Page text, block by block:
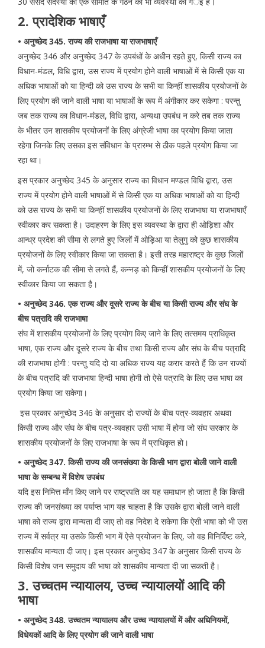
2. प्रादेशिक भाषाएँ
• अनुच्छेद 345. राज्य की राजभाषा या राजभाषाएँ
अनुच्छेद 346 और अनुच्छेद 347 के उपबंधों के अधीन रहते हुए, किसी राज्य का
विधान-मंडल, विधि द्वारा, उस राज्य में प्रयोग होने वाली भाषाओं में से किसी एक या
अधिक भाषाओं को या हिन्दी को उस राज्य के सभी या किन्हीं शासकीय प्रयोजनों के
लिए प्रयोग की जाने वाली भाषा या भाषाओं के रूप में अंगीकार कर सकेगा : परन्तु
जब तक राज्य का विधान-मंडल, विधि द्वारा, अन्यथा उपबंध न करे तब तक राज्य
के भीतर उन शासकीय प्रयोजनों के लिए अंग्रेजी भाषा का प्रयोग किया जाता
रहेगा जिनके लिए उसका इस संविधान के प्रारम्भ से ठीक पहले प्रयोग किया जा
रहा था।
इस प्रकार अनुच्छेद 345 के अनुसार राज्य का विधान मण्डल विधि द्वारा, उस
राज्य में प्रयोग होने वाली भाषाओं में से किसी एक या अधिक भाषाओं को या हिन्दी
को उस राज्य के सभी या किन्हीं शासकीय प्रयोजनों के लिए राजभाषा या राजभाषाएँ
स्वीकार कर सकता है। उदाहरण के लिए इस व्यवस्था के द्वारा ही ओड़िशा और
आन्ध्र प्रदेश की सीमा से लगते हुए जिलों में ओड़िआ या तेलुगु को कुछ शासकीय
प्रयोजनों के लिए स्वीकार किया जा सकता है। इसी तरह महाराष्ट्र के कुछ जिलों
में, जो कर्नाटक की सीमा से लगते हैं, कन्नड़ को किन्हीं शासकीय प्रयोजनों के लिए
स्वीकार किया जा सकता है।
• अनुच्छेद 346. एक राज्य और दूसरे राज्य के बीच या किसी राज्य और संघ के
बीच पत्रादि की राजभाषा
संघ में शासकीय प्रयोजनों के लिए प्रयोग किए जाने के लिए तत्समय प्राधिकृत
भाषा, एक राज्य और दूसरे राज्य के बीच तथा किसी राज्य और संघ के बीच पत्रादि
की राजभाषा होगी : परन्तु यदि दो या अधिक राज्य यह करार करते हैं कि उन राज्यों
के बीच पत्रादि की राजभाषा हिन्दी भाषा होगी तो ऐसे पत्रादि के लिए उस भाषा का
प्रयोग किया जा सकेगा।
इस प्रकार अनुच्छेद 346 के अनुसार दो राज्यों के बीच पत्र-व्यवहार अथवा
किसी राज्य और संघ के बीच पत्र-व्यवहार उसी भाषा में होगा जो संघ सरकार के
शासकीय प्रयोजनों के लिए राजभाषा के रूप में प्राधिकृत हो।
• अनुच्छेद 347. किसी राज्य की जनसंख्या के किसी भाग द्वारा बोली जाने वाली
भाषा के सम्बन्ध में विशेष उपबंध
यदि इस निमित्त माँग किए जाने पर राष्ट्रपति का यह समाधान हो जाता है कि किसी
राज्य की जनसंख्या का पर्याप्त भाग यह चाहता है कि उसके द्वारा बोली जाने वाली
भाषा को राज्य द्वारा मान्यता दी जाए तो वह निदेश दे सकेगा कि ऐसी भाषा को भी उस
राज्य में सर्वत्र या उसके किसी भाग में ऐसे प्रयोजन के लिए, जो वह विनिर्दिष्ट करे,
शासकीय मान्यता दी जाए। इस प्रकार अनुच्छेद 347 के अनुसार किसी राज्य के
किसी विशेष जन समुदाय की भाषा को शासकीय मान्यता दी जा सकती है।
3. उच्चतम न्यायालय, उच्च न्यायालयों आदि की
भाषा
• अनुच्छेद 348. उच्चतम न्यायालय और उच्च न्यायालयों में और अधिनियमों,
विधेयकों आदि के लिए प्रयोग की जाने वाली भाषा